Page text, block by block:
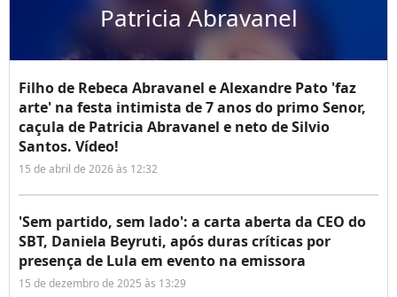
Patricia Abravanel
Filho de Rebeca Abravanel e Alexandre Pato 'faz
arte' na festa intimista de 7 anos do primo Senor,
caçula de Patricia Abravanel e neto de Silvio
Santos. Vídeo!
15 de abril de 2026 às 12:32
'Sem partido, sem lado': a carta aberta da CEO do
SBT, Daniela Beyruti, após duras críticas por
presença de Lula em evento na emissora
15 de dezembro de 2025 às 13:29